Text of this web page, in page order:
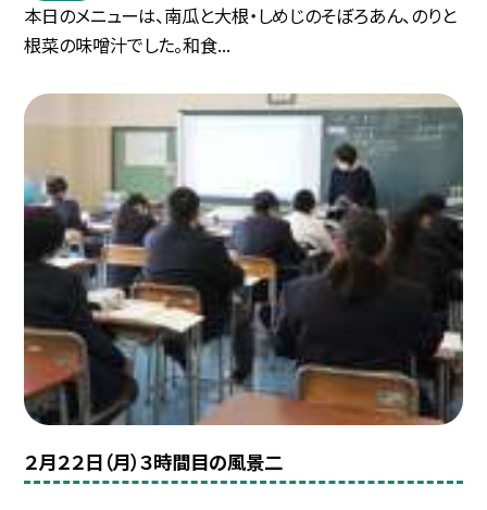
本日のメニューは、南瓜と大根・しめじのそぼろあん、のりと
根菜の味噌汁でした。和食...
２月２２日（月）３時間目の風景二